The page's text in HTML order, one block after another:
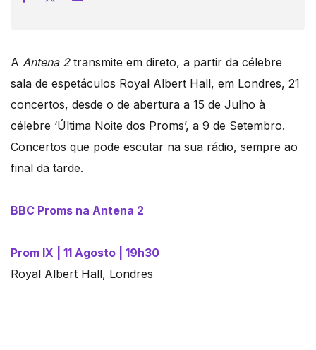
A Antena 2transmite em direto, a partir da célebre
sala de espetáculos Royal Albert Hall, em Londres, 21
concertos, desde o de abertura a 15 de Julho à
célebre ‘Última Noite dos Proms’, a 9 de Setembro.
Concertos que pode escutar na sua rádio, sempre ao
final da tarde.
BBC Proms na Antena 2
Prom IX | 11 Agosto | 19h30
Royal Albert Hall, Londres